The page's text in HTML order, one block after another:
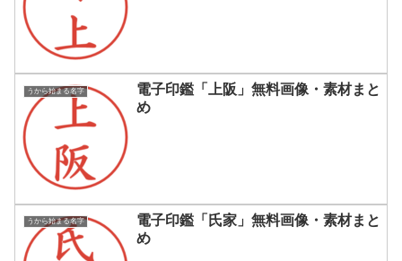
うから始まる名字
電子印鑑「上阪」無料画像・素材まと
め
うから始まる名字
電子印鑑「氏家」無料画像・素材まと
め